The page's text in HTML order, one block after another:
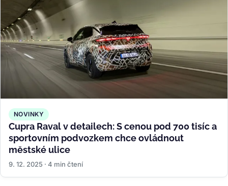
NOVINKY
Cupra Raval v detailech: S cenou pod 700 tisíc a
sportovním podvozkem chce ovládnout
městské ulice
9. 12. 2025 · 4 min čtení